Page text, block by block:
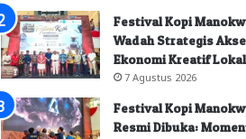
Festival Kopi
Wadah Strategis
Ekonomi Kreatif Lokal
7 Agustus 2026
Festival Kopi
Resmi Dibuka: